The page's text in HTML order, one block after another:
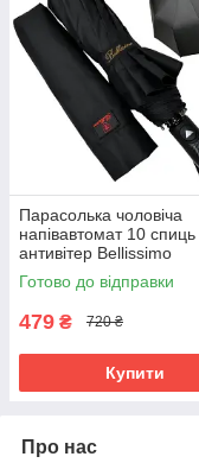
Парасолька чоловіча
напівавтомат 10 спиць
антивітер Bellissimo
складаний купол 100 см
Чорний (60494)
Готово до відправки
479 ₴ 720 ₴
Купити
Про нас